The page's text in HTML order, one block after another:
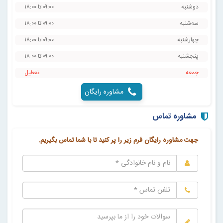
دوشنبه
۰۹:۰۰ تا ۱۸:۰۰
سه‌شنبه
۰۹:۰۰ تا ۱۸:۰۰
چهارشنبه
۰۹:۰۰ تا ۱۸:۰۰
پنجشنبه
۰۹:۰۰ تا ۱۸:۰۰
جمعه
‌تعطیل
مشاوره رایگان
مشاوره تماس